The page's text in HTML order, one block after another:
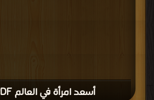
أسعد امرأة في العالم PDF